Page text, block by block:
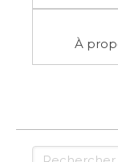
À
Rechercher